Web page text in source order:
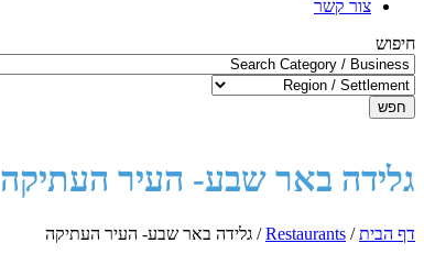
צור קשר
חיפוש
חפש
גלידה באר שבע- העיר העתיקה
דף הבית/
Restaurants
/ גלידה באר שבע- העיר העתיקה